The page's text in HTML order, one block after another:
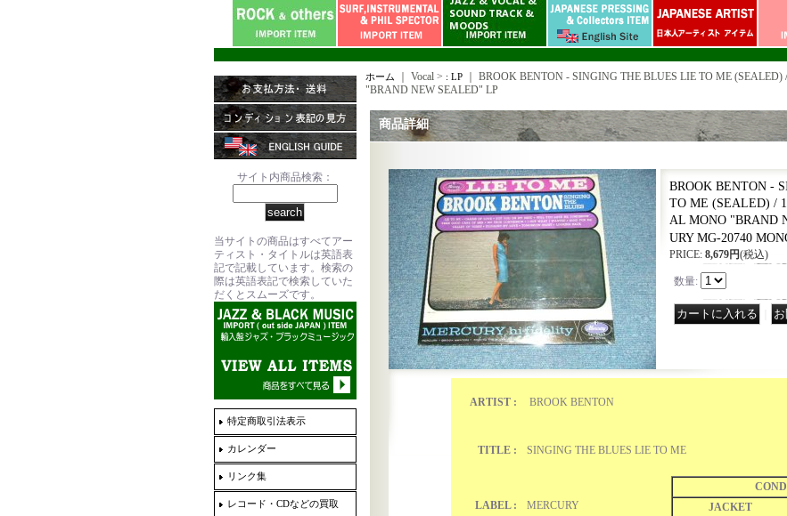
サイト内商品検索：
当サイトの商品はすべてアー
ティスト・タイトルは英語表
記で記載しています。検索の
際は英語表記で検索していた
だくとスムーズです。
特定商取引法表示
カレンダー
リンク集
レコード・CDなどの買取
ホーム ｜ Vocal > : LP｜ BROOK BENTON - SINGING THE BLUES LIE TO ME
"BRAND NEW SEALED" LP
商品詳細
BROOK BENTON -
TO ME (SEALED) /
AL MONO "BRAND
URY MG-20740
PRICE: 8,679円(税込)
数量:
ARTIST : BROOK BENTON
TITLE : SINGING THE BLUES LIE TO ME
LABEL : MERCURY
JACKET